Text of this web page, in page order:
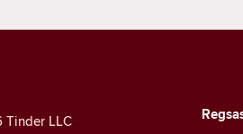
LLC